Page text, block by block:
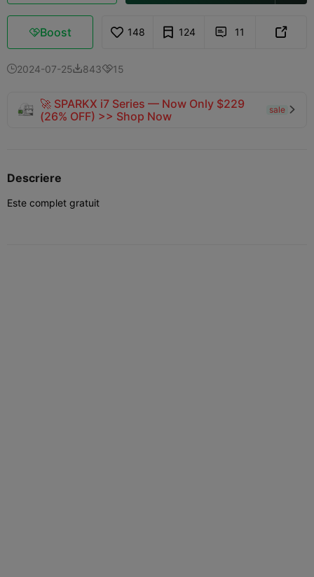
Boost 148 124  11 
2024-07-2584315
🚀 SPARKX i7 Series — Now Only $229
(26% OFF) >> Shop Now
sale 
Descriere
Este complet gratuit